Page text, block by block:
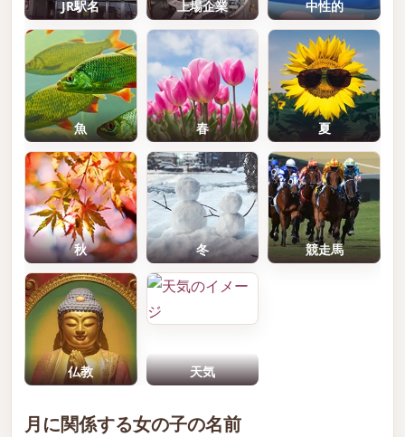
JR駅名 上場企業 中性的
魚 春 夏
秋 冬 競走馬
仏教 天気
月に関係する女の子の名前